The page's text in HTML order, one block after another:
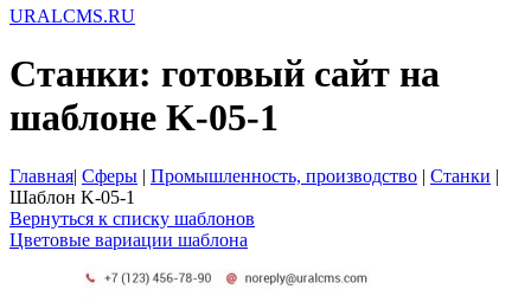
URALCMS.RU
Станки: готовый сайт на
шаблоне K-05-1
Главная| Сферы | Промышленность, производство | Станки |
Шаблон K-05-1
Вернуться к списку шаблонов
Цветовые вариации шаблона